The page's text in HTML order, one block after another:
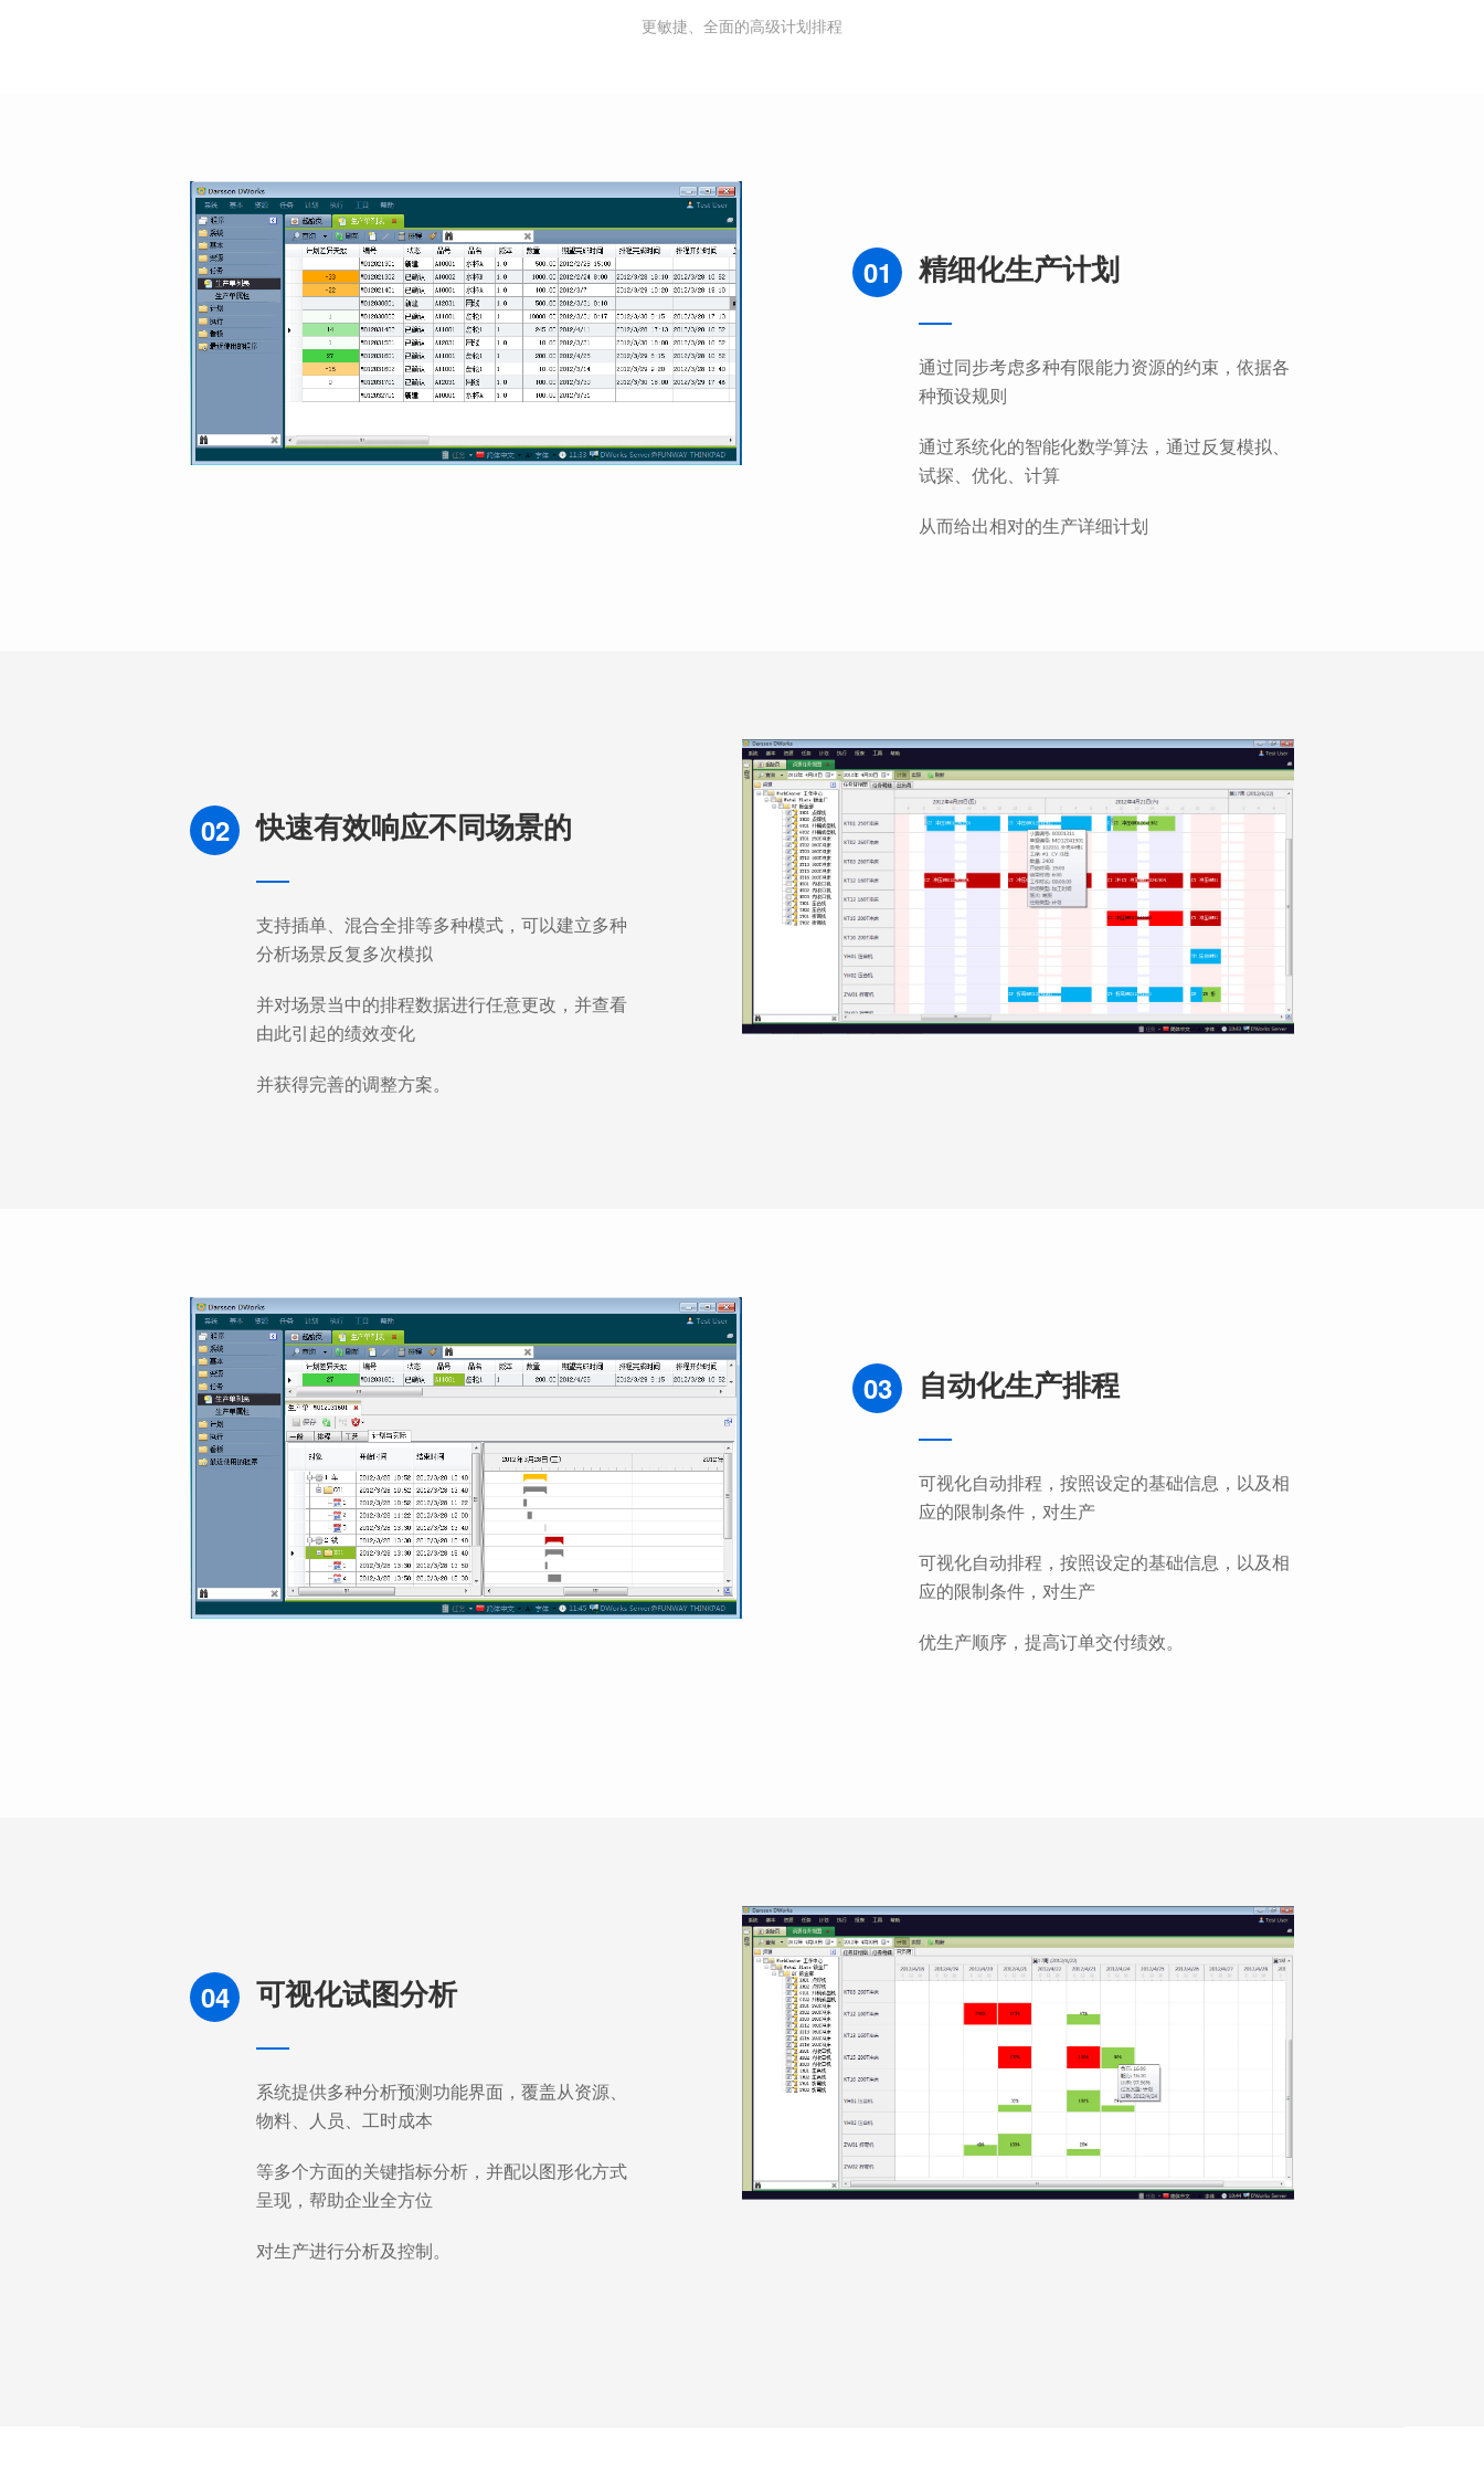
更敏捷、全面的高级计划排程
01 精细化生产计划
通过同步考虑多种有限能力资源的约束，依据各
种预设规则
通过系统化的智能化数学算法，通过反复模拟、
试探、优化、计算
从而给出相对的生产详细计划
02 快速有效响应不同场景的
支持插单、混合全排等多种模式，可以建立多种
分析场景反复多次模拟
并对场景当中的排程数据进行任意更改，并查看
由此引起的绩效变化
并获得完善的调整方案。
03 自动化生产排程
可视化自动排程，按照设定的基础信息，以及相
应的限制条件，对生产
可视化自动排程，按照设定的基础信息，以及相
应的限制条件，对生产
优生产顺序，提高订单交付绩效。
04 可视化试图分析
系统提供多种分析预测功能界面，覆盖从资源、
物料、人员、工时成本
等多个方面的关键指标分析，并配以图形化方式
呈现，帮助企业全方位
对生产进行分析及控制。